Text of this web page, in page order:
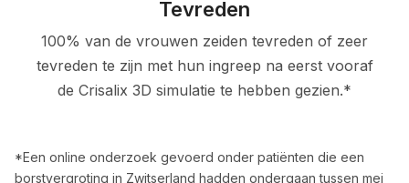
Tevreden
100% van de vrouwen zeiden tevreden of zeer
tevreden te zijn met hun ingreep na eerst vooraf
de Crisalix 3D simulatie te hebben gezien.*
*Een online onderzoek gevoerd onder patiënten die een
borstvergroting in Zwitserland hadden ondergaan tussen mei